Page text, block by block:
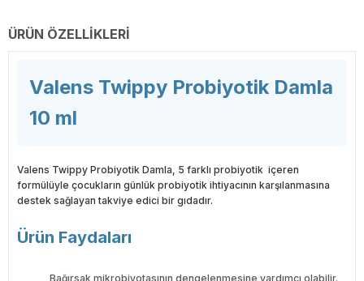
ÜRÜN ÖZELLIKLERI
Valens Twippy Probiyotik Damla
10 ml
Valens Twippy Probiyotik Damla, 5 farklı probiyotik içeren
formülüyle çocukların günlük probiyotik ihtiyacının karşılanmasına
destek sağlayan takviye edici bir gıdadır.
Ürün Faydaları
Bağırsak mikrobiyotasının dengelenmesine yardımcı olabilir.